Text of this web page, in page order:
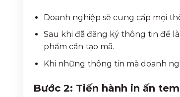
Doanh nghiệp sẽ cung cấp mọi
Sau khi đã đăng ký thông tin để
phẩm cần tạo mã.
Khi những thông tin mà doanh
Bước 2: Tiến hành in ấn tem